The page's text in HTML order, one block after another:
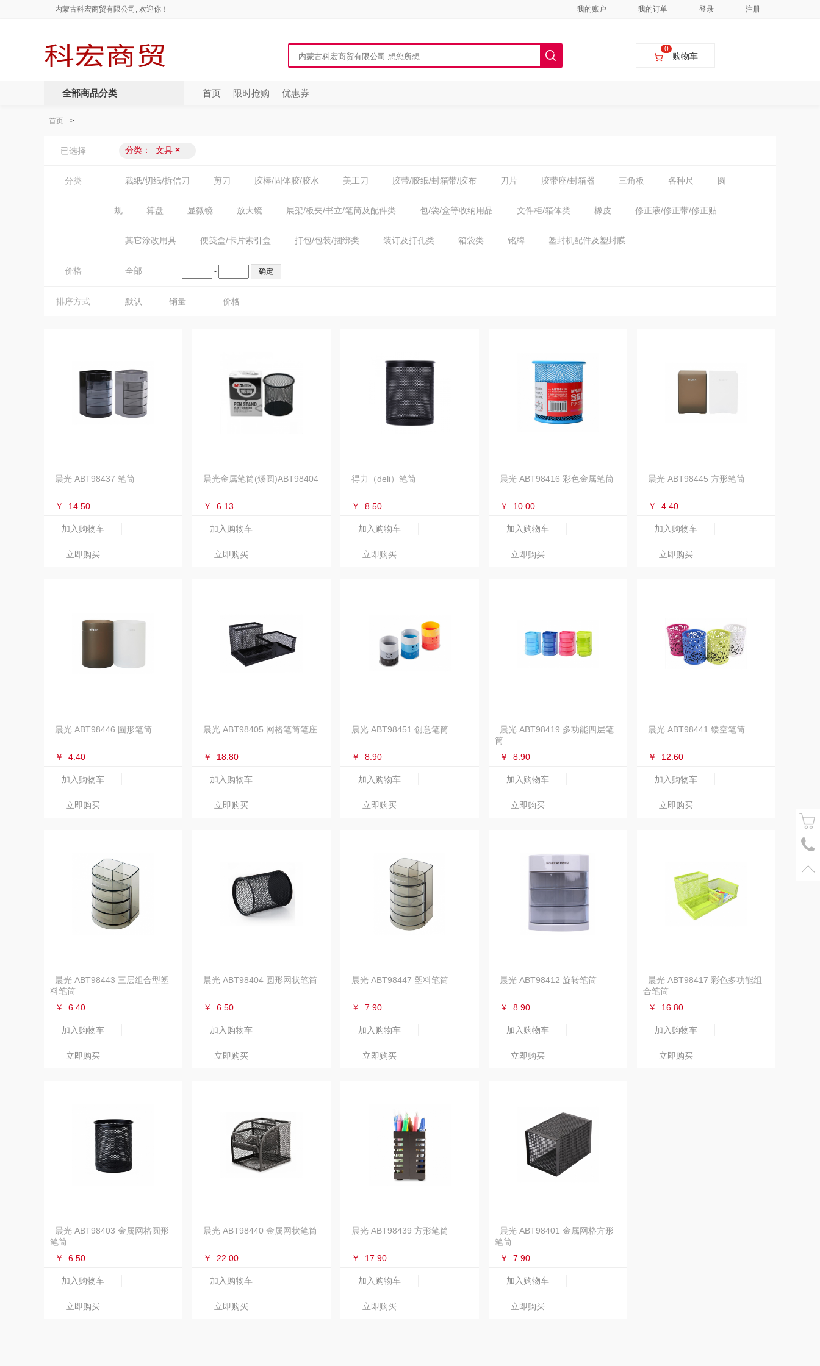
内蒙古科宏商贸有限公司, 欢迎你！ 我的账户 我的订单 登录 注册
购物车
0
全部商品分类 首页 限时抢购 优惠券
首页 >
已选择 分类： 文具 ×
分类 裁纸/切纸/拆信刀 剪刀 胶棒/固体胶/胶水 美工刀 胶带/胶纸/封箱带/胶布 刀片 胶带座/封箱器 三角板 各种尺 圆
规 算盘 显微镜 放大镜 展架/板夹/书立/笔筒及配件类 包/袋/盒等收纳用品 文件柜/箱体类 橡皮 修正液/修正带/修正贴
其它涂改用具 便笺盒/卡片索引盒 打包/包装/捆绑类 装订及打孔类 箱袋类 铭牌 塑封机配件及塑封膜
价格 全部 -
排序方式 默认 销量 价格
晨光 ABT98437 笔筒
￥ 14.50
加入购物车
立即购买
晨光金属笔筒(矮圆)ABT98404
￥ 6.13
加入购物车
立即购买
得力（deli）笔筒
￥ 8.50
加入购物车
立即购买
晨光 ABT98416 彩色金属笔筒
￥ 10.00
加入购物车
立即购买
晨光 ABT98445 方形笔筒
￥ 4.40
加入购物车
立即购买
晨光 ABT98446 圆形笔筒
￥ 4.40
加入购物车
立即购买
晨光 ABT98405 网格笔筒笔座
￥ 18.80
加入购物车
立即购买
晨光 ABT98451 创意笔筒
￥ 8.90
加入购物车
立即购买
晨光 ABT98419 多功能四层笔
筒
￥
8.90
加入购物车
立即购买
晨光 ABT98441 镂空笔筒
￥ 12.60
加入购物车
立即购买
晨光 ABT98443 三层组合型塑
料笔筒
￥
6.40
加入购物车
立即购买
晨光 ABT98404 圆形网状笔筒
￥ 6.50
加入购物车
立即购买
晨光 ABT98447 塑料笔筒
￥ 7.90
加入购物车
立即购买
晨光 ABT98412 旋转笔筒
￥ 8.90
加入购物车
立即购买
晨光 ABT98417 彩色多功能组
合笔筒
￥
16.80
加入购物车
立即购买
晨光 ABT98403 金属网格圆形
笔筒
￥
6.50
加入购物车
立即购买
晨光 ABT98440 金属网状笔筒
￥ 22.00
加入购物车
立即购买
晨光 ABT98439 方形笔筒
￥ 17.90
加入购物车
立即购买
晨光 ABT98401 金属网格方形
笔筒
￥
7.90
加入购物车
立即购买